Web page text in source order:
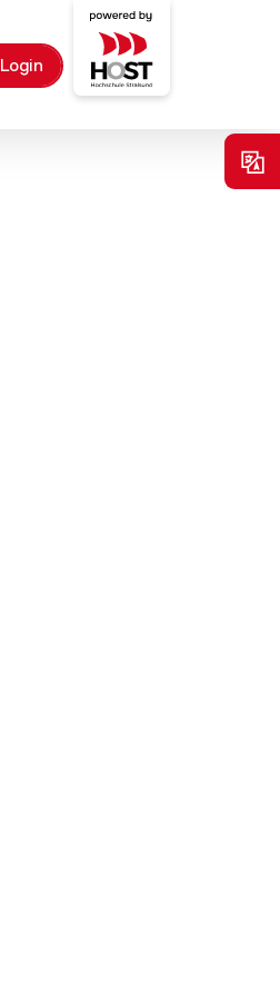
Login